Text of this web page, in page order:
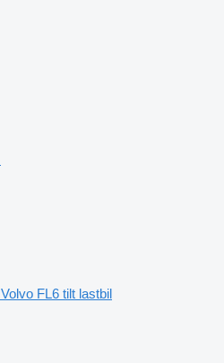
Volvo FL6 tilt lastbil